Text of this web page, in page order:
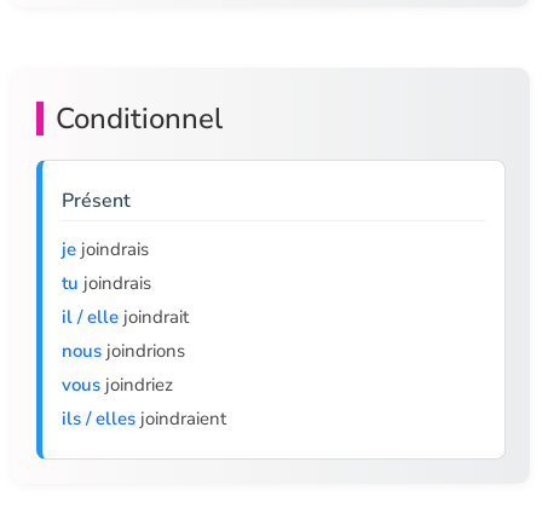
Conditionnel
Présent
je joindrais
tu joindrais
il / elle joindrait
nous joindrions
vous joindriez
ils / elles joindraient